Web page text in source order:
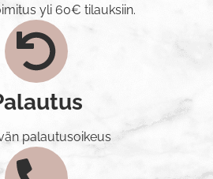
yli 60€ tilauksiin.
palautusoikeus